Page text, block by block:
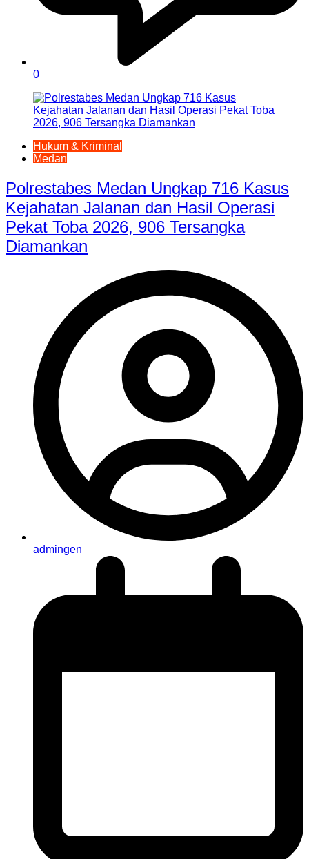
0
Hukum & Kriminal
Medan
Polrestabes Medan Ungkap 716 Kasus
Kejahatan Jalanan dan Hasil Operasi
Pekat Toba 2026, 906 Tersangka
Diamankan
admingen